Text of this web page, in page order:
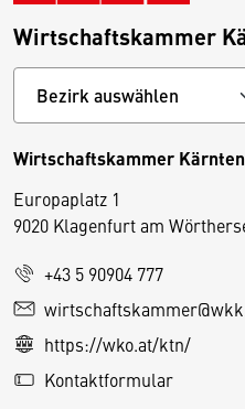
Wirtschaftskammer
Wirtschaftskammer Kärnten
Europaplatz 1
9020 Klagenfurt am
+43 5 90904 777
https://wko.at/ktn/
Kontaktformular
D
e
s